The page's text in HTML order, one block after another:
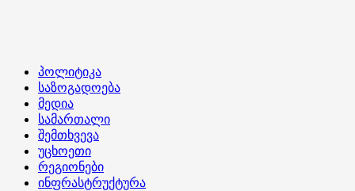
Primary
Menu
პოლიტიკა
საზოგადოება
მედია
სამართალი
შემთხვევა
უცხოეთი
რეგიონები
ინფრასტრუქტურა